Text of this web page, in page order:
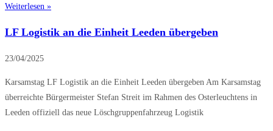
Weiterlesen »
LF Logistik an die Einheit Leeden übergeben
23/04/2025
Karsamstag LF Logistik an die Einheit Leeden übergeben Am Karsamstag
überreichte Bürgermeister Stefan Streit im Rahmen des Osterleuchtens in
Leeden offiziell das neue Löschgruppenfahrzeug Logistik